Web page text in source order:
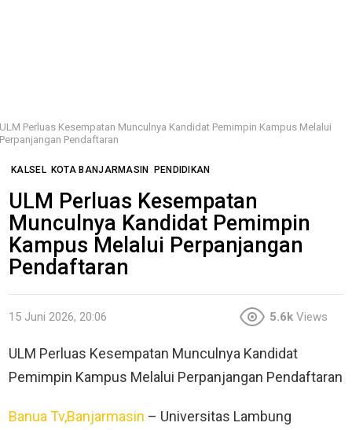
ULM Perluas Kesempatan Munculnya Kandidat Pemimpin Kampus Melalui
Perpanjangan Pendaftaran
KALSEL KOTA BANJARMASIN PENDIDIKAN
ULM Perluas Kesempatan
Munculnya Kandidat Pemimpin
Kampus Melalui Perpanjangan
Pendaftaran
15 Juni 2026, 20:06 5.6k Views
ULM Perluas Kesempatan Munculnya Kandidat
Pemimpin Kampus Melalui Perpanjangan Pendaftaran
Banua Tv,Banjarmasin – Universitas Lambung